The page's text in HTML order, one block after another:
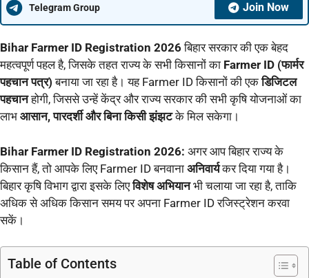
Telegram Group Join Now
Bihar Farmer ID Registration 2026बिहार सरकार की एक बेहद
महत्वपूर्ण पहल है, जिसके तहत राज्य के सभी किसानों का Farmer ID (फार्मर
पहचान पत्र) बनाया जा रहा है। यह Farmer ID किसानों की एकडिजिटल
पहचानहोगी, जिससे उन्हें केंद्र और राज्य सरकार की सभी कृषि योजनाओं का
लाभ आसान, पारदर्शी और बिना किसी झंझटके मिल सकेगा।
Bihar Farmer ID Registration 2026: अगर आप बिहार राज्य के
किसान हैं, तो आपके लिए Farmer ID बनवाना अनिवार्यकर दिया गया है।
बिहार कृषि विभाग द्वारा इसके लिएविशेष अभियानभी चलाया जा रहा है, ताकि
अधिक से अधिक किसान समय पर अपना Farmer ID रजिस्ट्रेशन करवा
सकें।
Table of Contents